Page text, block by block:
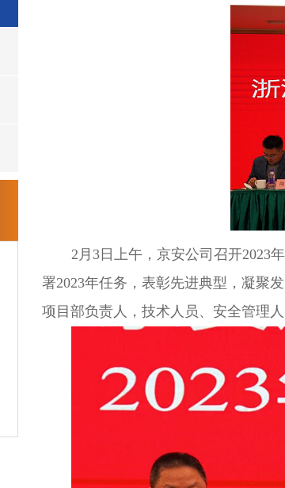
2月3日上午，京安公司召开2023
署2023年任务，表彰先进典型，凝聚
项目部负责人，技术人员、安全管理人